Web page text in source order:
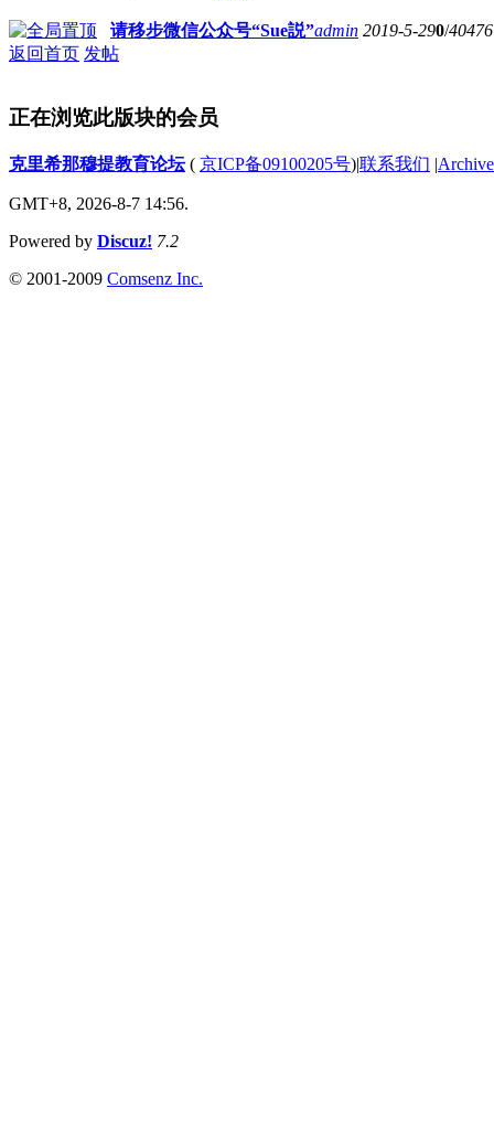
请移步微信公众号“Sue説”admin 2019-5-290/40476
返回首页 发帖
正在浏览此版块的会员
克里希那穆提教育论坛( 京ICP备09100205号)|联系我们 |
GMT+8, 2026-8-7 14:56.
Powered by Discuz! 7.2
© 2001-2009 Comsenz Inc.